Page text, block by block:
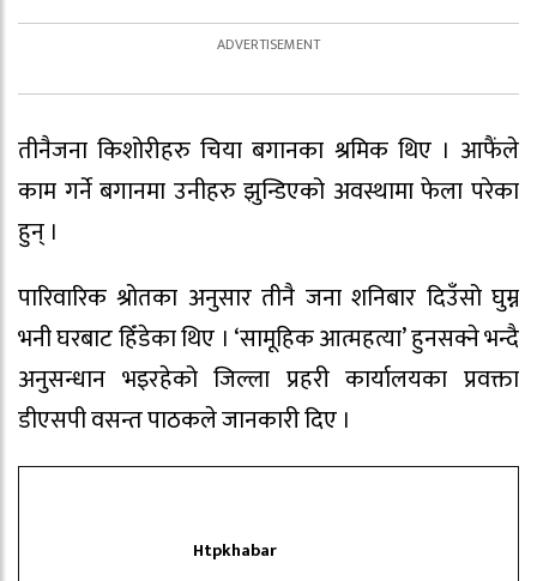
तीनैजना किशोरीहरु चिया बगानका श्रमिक थिए । आफैंले
काम गर्ने बगानमा उनीहरु झुन्डिएको अवस्थामा फेला परेका
हुन् ।
पारिवारिक श्रोतका अनुसार तीनै जना शनिबार दिउँसो घुम्न
भनी घरबाट हिँडेका थिए । ‘सामूहिक आत्महत्या’ हुनसक्ने भन्दै
अनुसन्धान भइरहेको जिल्ला प्रहरी कार्यालयका प्रवक्ता
डीएसपी वसन्त पाठकले जानकारी दिए ।
Htpkhabar